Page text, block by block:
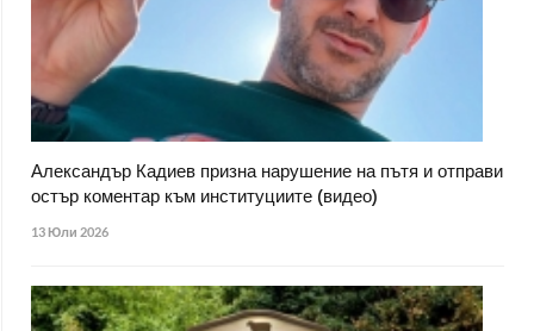
Александър Кадиев призна нарушение на пътя и отправи
остър коментар към институциите (видео)
13 Юли 2026